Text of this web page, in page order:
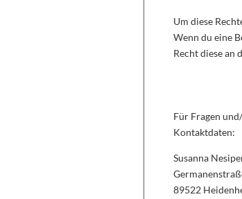
Um diese
Wenn du eine
Recht diese an
Für Fragen
Kontaktdaten:
Susanna
89522